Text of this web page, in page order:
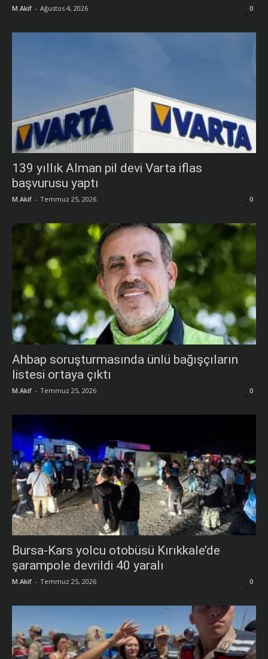
M.Akif - Ağustos 4, 2026 0
139 yıllık Alman pil devi Varta iflas
başvurusu yaptı
M.Akif - Temmuz 25, 2026 0
Ahbap soruşturmasında ünlü bağışçıların
listesi ortaya çıktı
M.Akif - Temmuz 25, 2026 0
Bursa-Kars yolcu otobüsü Kırıkkale’de
şarampole devrildi 40 yaralı
M.Akif - Temmuz 25, 2026 0